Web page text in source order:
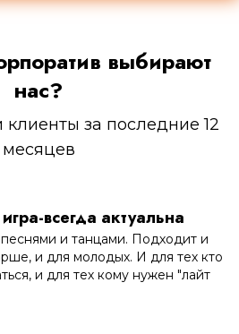
выбирают
нас?
клиенты за последние 12
месяцев
всегда актуальна
и танцами. Подходит и
и для молодых. И для тех кто
и для тех кому нужен "лайт